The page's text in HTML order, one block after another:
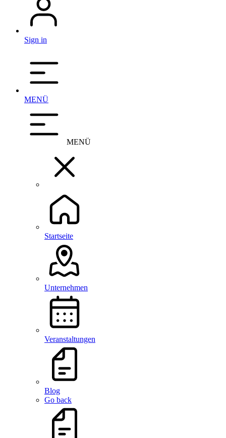
Sign in
MENÜ
MENÜ
Startseite
Unternehmen
Veranstaltungen
Blog
Go back